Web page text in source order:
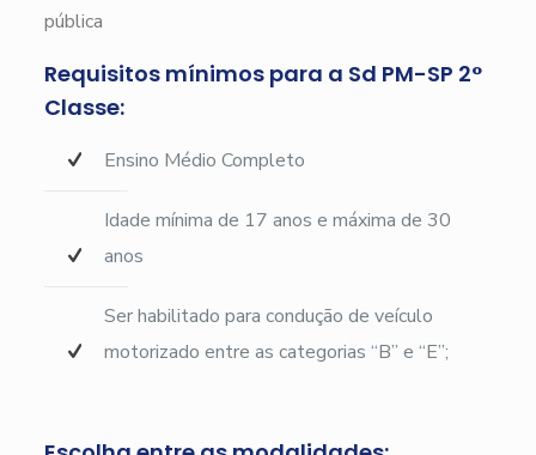
pública
Requisitos mínimos para a Sd PM-SP 2°
Classe:
Ensino Médio Completo
Idade mínima de 17 anos e máxima de 30
anos
Ser habilitado para condução de veículo
motorizado entre as categorias “B” e “E”;